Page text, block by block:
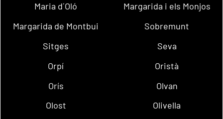
Maria d´Oló
Margarida i els Monjos
Margarida de Montbui
Sobremunt
Sitges
Seva
Orpí
Oristà
Orís
Olvan
Olost
Olivella